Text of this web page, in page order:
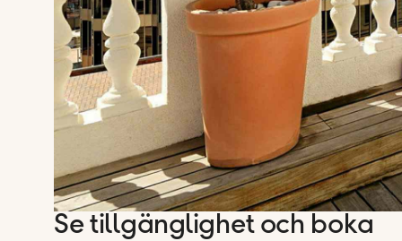
Se tillgänglighet och boka